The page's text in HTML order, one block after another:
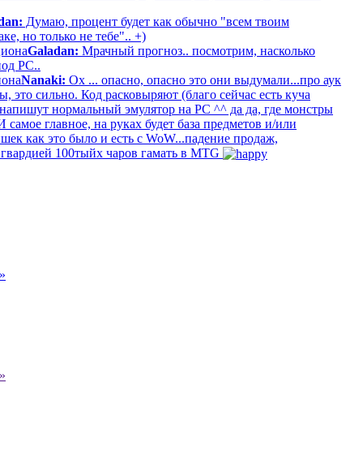
Думаю, процент будет как обычно "всем твоим
но только не тебе".. +)
Galadan: Мрачный прогноз.. посмотрим, насколько
РС..
Nanaki: Ох ... опасно, опасно это они выдумали...про аук
сильно. Код расковыряют (благо сейчас есть куча
нормальный эмулятор на PC ^^ да да, где монстры
главное, на руках будет база предметов и/или
как это было и есть с WoW...падение продаж,
100тыйх чаров гамать в MTG